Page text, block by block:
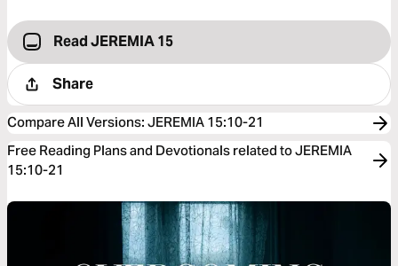
Read JEREMIA 15
Share
Compare All Versions: JEREMIA 15:10-21
Free Reading Plans and Devotionals related to JEREMIA
15:10-21